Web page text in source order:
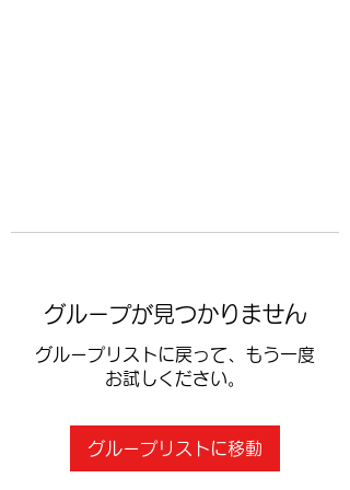
グループが見つかりません
グループリストに戻って、もう一度
お試しください。
グループリストに移動